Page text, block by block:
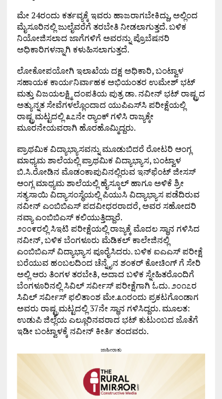
ಮೇ 24ರಂದು ಕರ್ತವ್ಯಕ್ಕೆ ಇವರು ಹಾಜರಾಗಬೇಕಿದ್ದು, ಅಲ್ಲಿಂದ
ಮೈಸೂರಿನಲ್ಲಿ ಜುಲೈವರೆಗೆ ತರಬೇತಿ ನೀಡಲಾಗುತ್ತದೆ. ಬಳಿಕ
ನಿಯೋಜಿಸಲಾದ ಜಾಗೆಗಳಿಗೆ ಅವರನ್ನು ಪ್ರೊಬೆಷನರಿ
ಅಧಿಕಾರಿಗಳನ್ನಾಗಿ ಕಳುಹಿಸಲಾಗುತ್ತದೆ.
ಲೋಕೋಪಯೋಗಿ ಇಲಾಖೆಯ ದಕ್ಷ ಅಧಿಕಾರಿ, ಬಂಟ್ವಾಳ
ಸಹಾಯಕ ಕಾರ್ಯನಿರ್ವಾಹಕ ಅಭಿಯಂತರ ಉಮೇಶ್ ಭಟ್
ಮತ್ತು ವಿಜಯಲಕ್ಷ್ಮಿ ದಂಪತಿಯ ಪುತ್ರ ಡಾ. ನವೀನ್ ಭಟ್ ರಾಷ್ಟ್ರದ
ಅತ್ಯುನ್ನತ ಸೇವೆಗಳಲ್ಲೊಂದಾದ ಯುಪಿಎಸ್‌ಸಿ ಪರೀಕ್ಷೆಯಲ್ಲಿ
ರಾಷ್ಟ್ರಮಟ್ಟದಲ್ಲಿ ೩೭ನೇ ರ್‍ಯಾಂಕ್ ಗಳಿಸಿ ರಾಜ್ಯಕ್ಕೇ
ಮೂರನೇಯವರಾಗಿ ಹೊರಹೊಮ್ಮಿದ್ದರು.
ಪ್ರಾಥಮಿಕ ವಿದ್ಯಾಭ್ಯಾಸವನ್ನು ಮೂಡುಬಿದರೆ ರೋಟರಿ ಆಂಗ್ಲ
ಮಾಧ್ಯಮ ಶಾಲೆಯಲ್ಲಿ ಪ್ರಾಥಮಿಕ ವಿದ್ಯಾಭ್ಯಾಸ, ಬಂಟ್ವಾಳ
ಬಿ.ಸಿ.ರೋಡಿನ ಮೊಡಂಕಾಪುವಿನಲ್ಲಿರುವ ಇನ್‌ಫೆಂಟ್ ಜೀಸಸ್
ಆಂಗ್ಲ ಮಾಧ್ಯಮ ಶಾಲೆಯಲ್ಲಿ ಹೈಸ್ಕೂಲ್ ಹಾಗೂ ಅಳಿಕೆ ಶ್ರೀ
ಸತ್ಯಸಾಯಿ ವಿದ್ಯಾಸಂಸ್ಥೆಯಲ್ಲಿ ಪಿಯುಸಿ ವಿದ್ಯಾಭ್ಯಾಸ ಪಡೆದಿರುವ
ನವೀನ್ ಎಂಬಿಬಿಎಸ್ ಪದವೀಧರರಾದರೆ, ಅವರ ಸಹೋದರಿ
ನವ್ಯಾ ಎಂಬಿಬಿಎಸ್ ಕಲಿಯುತ್ತಿದ್ದಾರೆ.
೨೦೦೯ರಲ್ಲಿ ಸಿಇಟಿ ಪರೀಕ್ಷೆಯಲ್ಲಿ ರಾಜ್ಯಕ್ಕೆ ಮೊದಲ ಸ್ಥಾನ ಗಳಿಸಿದ
ನವೀನ್, ಬಳಿಕ ಬೆಂಗಳೂರು ಮೆಡಿಕಲ್ ಕಾಲೇಜಿನಲ್ಲಿ
ಎಂಬಿಬಿಎಸ್ ವಿದ್ಯಾಭ್ಯಾಸ ಪೂರೈಸಿದರು. ಬಳಿಕ ಐಎಎಸ್ ಪರೀಕ್ಷೆ
ಬರೆಯುವ ಹಂಬಲದಿಂದ ಚೆನ್ನೈನ ಶಂಕರ್ ಕೋಚಿಂಗ್ ಗೆ ಸೇರಿ
ಅಲ್ಲಿ ಆರು ತಿಂಗಳ ತರಬೇತಿ, ಅದಾದ ಬಳಿಕ ಸ್ನೇಹಿತರೊಂದಿಗೆ
ಬೆಂಗಳೂರಿನಲ್ಲಿ ಸಿವಿಲ್ ಸರ್ವೀಸ್ ಪರೀಕ್ಷೆಗಾಗಿ ಓದು. ೨೦೧೭ರ
ಸಿವಿಲ್ ಸರ್ವೀಸ್ ಫಲಿತಾಂಶ ಮೇ.೩೧ರಂದು ಪ್ರಕಟಗೊಂಡಾಗ
ಅವರು ರಾಷ್ಟ್ರಮಟ್ಟದಲ್ಲಿ 37ನೇ ಸ್ಥಾನ ಗಳಿಸಿದ್ದರು. ಮೂಲತ:
ಉಡುಪಿ ಜಿಲ್ಲೆಯ ಎಲ್ಲೂರಿನವರಾದ ಭಟ್ ಕುಟುಂಬದ ಜೊತೆಗೆ
ಇಡೀ ಬಂಟ್ವಾಳಕ್ಕೆ ನವೀನ್ ಕೀರ್ತಿ ತಂದವರು.
ಜಾಹೀರಾತು